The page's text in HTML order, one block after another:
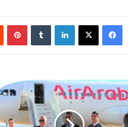
فيسبوك ‫X لينكدإن بينتيريست